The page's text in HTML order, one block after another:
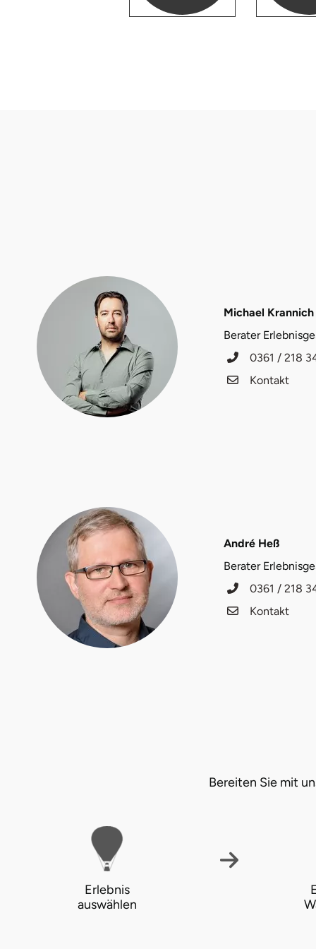
Michael Krannich
Berater
0361 / 218
Kontakt
André Heß
Berater
0361 / 218
Kontakt
Bereiten Sie mit
Erlebnis
auswählen
Fürstenfeldbruck
Fürth
Geiselwind
Gotha
Göppingen
Görlitz